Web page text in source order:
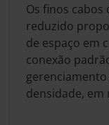
Os finos
reduzido
de espaço em
conexão
densidade, em